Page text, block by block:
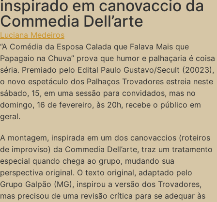
inspirado em canovaccio da
Commedia Dell’arte
Luciana Medeiros
“A Comédia da Esposa Calada que Falava Mais que
Papagaio na Chuva” prova que humor e palhaçaria é coisa
séria. Premiado pelo Edital Paulo Gustavo/Secult (20023),
o novo espetáculo dos Palhaços Trovadores estreia neste
sábado, 15, em uma sessão para convidados, mas no
domingo, 16 de fevereiro, às 20h, recebe o público em
geral.
A montagem, inspirada em um dos canovaccios (roteiros
de improviso) da Commedia Dell’arte, traz um tratamento
especial quando chega ao grupo, mudando sua
perspectiva original. O texto original, adaptado pelo
Grupo Galpão (MG), inspirou a versão dos Trovadores,
mas precisou de uma revisão crítica para se adequar às